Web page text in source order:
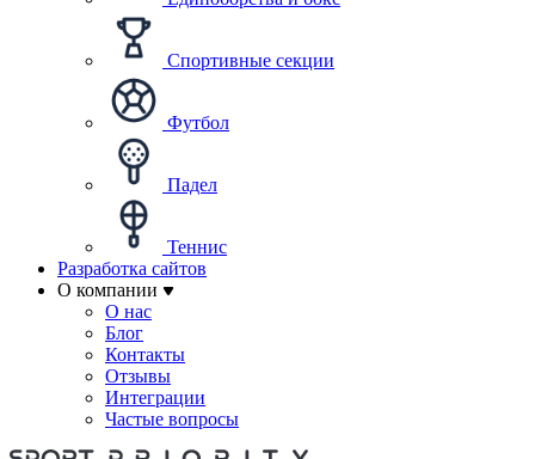
Спортивные секции
Футбол
Падел
Теннис
Разработка сайтов
О компании
О нас
Блог
Контакты
Отзывы
Интеграции
Частые вопросы